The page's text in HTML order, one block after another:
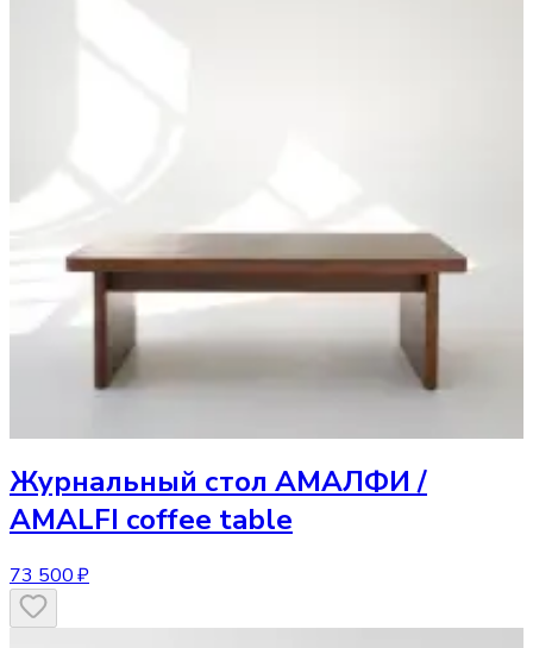
Журнальный стол АМАЛФИ /
AMALFI coffee table
73 500 ₽